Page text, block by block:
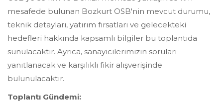
mesafede bulunan Bozkurt OSB'nin mevcut durumu,
teknik detayları, yatırım fırsatları ve gelecekteki
hedefleri hakkında kapsamlı bilgiler bu toplantıda
sunulacaktır. Ayrıca, sanayicilerimizin soruları
yanıtlanacak ve karşılıklı fikir alışverişinde
bulunulacaktır.
Toplantı Gündemi: